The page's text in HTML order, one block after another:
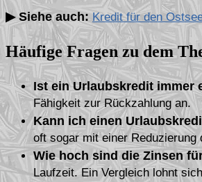
▶ Siehe auch: Kredit für den
Häufige Fragen zu dem
Ist ein Urlaubskredit immer
Fähigkeit zur Rückzahlung an.
Kann ich einen
oft sogar mit einer Reduzierung
Wie hoch sind die Zinsen
Laufzeit. Ein Vergleich lohnt